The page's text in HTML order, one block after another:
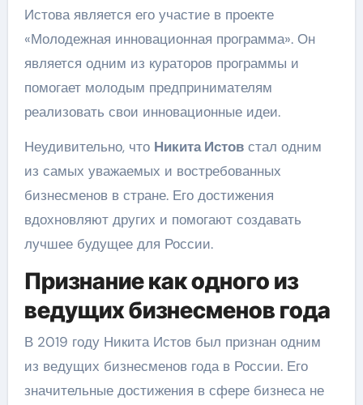
Истова является его участие в проекте
«Молодежная инновационная программа». Он
является одним из кураторов программы и
помогает молодым предпринимателям
реализовать свои инновационные идеи.
Неудивительно, что Никита Истовстал одним
из самых уважаемых и востребованных
бизнесменов в стране. Его достижения
вдохновляют других и помогают создавать
лучшее будущее для России.
Признание как одного из
ведущих бизнесменов года
В 2019 году Никита Истов был признан одним
из ведущих бизнесменов года в России. Его
значительные достижения в сфере бизнеса не